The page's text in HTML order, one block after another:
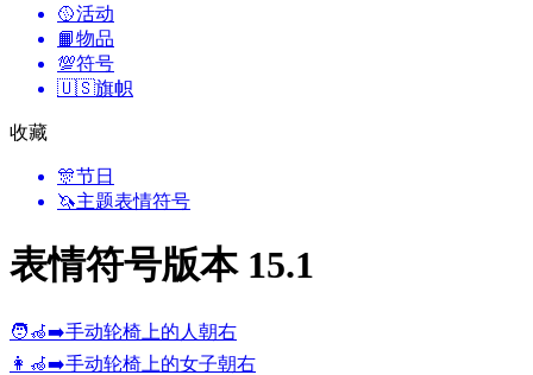
🥎活动
📙物品
💯符号
🇺🇸旗帜
收藏
🎊节日
🦄主题表情符号
表情符号版本 15.1
🧑‍🦽‍➡️手动轮椅上的人朝右
👩‍🦽‍➡️手动轮椅上的女子朝右